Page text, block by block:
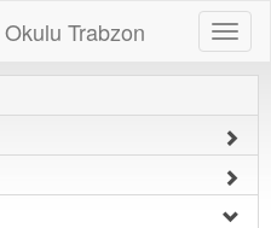
Okulu Trabzon